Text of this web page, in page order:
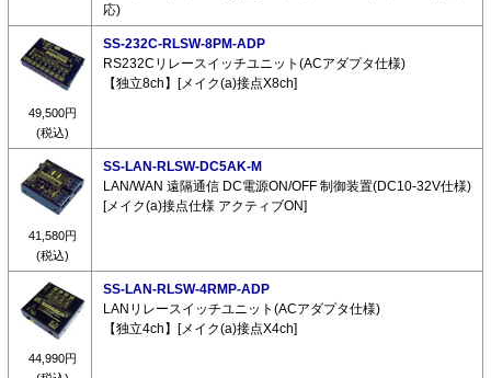
応)
49,500円
(税込)
SS-232C-RLSW-8PM-ADP
RS232Cリレースイッチユニット(ACアダプタ仕様)
【独立8ch】[メイク(a)接点X8ch]
41,580円
(税込)
SS-LAN-RLSW-DC5AK-M
LAN/WAN 遠隔通信 DC電源ON/OFF 制御装置(DC10-32V仕様)
[メイク(a)接点仕様 アクティブON]
44,990円
SS-LAN-RLSW-4RMP-ADP
LANリレースイッチユニット(ACアダプタ仕様)
【独立4ch】[メイク(a)接点X4ch]